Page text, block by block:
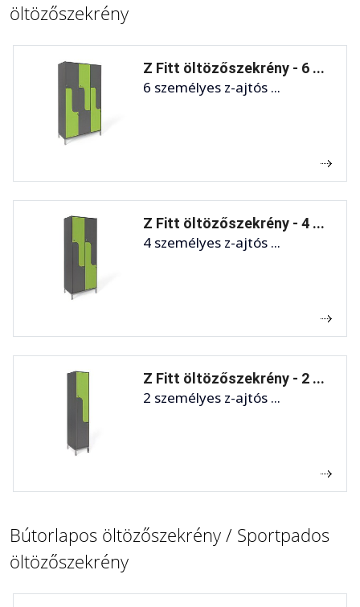
öltözőszekrény
Z Fitt öltözőszekrény - 6 ...
6 személyes z-ajtós ...
Z Fitt öltözőszekrény - 4 ...
4 személyes z-ajtós ...
Z Fitt öltözőszekrény - 2 ...
2 személyes z-ajtós ...
Bútorlapos öltözőszekrény / Sportpados
öltözőszekrény